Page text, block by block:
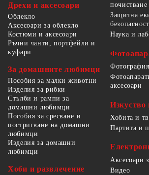
Дрехи и аксесоари
Облекло
Аксесоари за облекло
Костюми и аксесоари
Ръчни чанти, портфейли и
куфари
За домашните любимци
Пособия за малки животни
Изделия за рибки
Стълби и рампи за
домашни любимци
Пособия за сресване и
постригване на домашни
любимци
Изделия за домашни
любимци
Хоби и развлечение
почистване
Защитна
Наука и
Фотография
аксесоари
Изкуство
Хобита и
Партита и
Аксесоари
Видео